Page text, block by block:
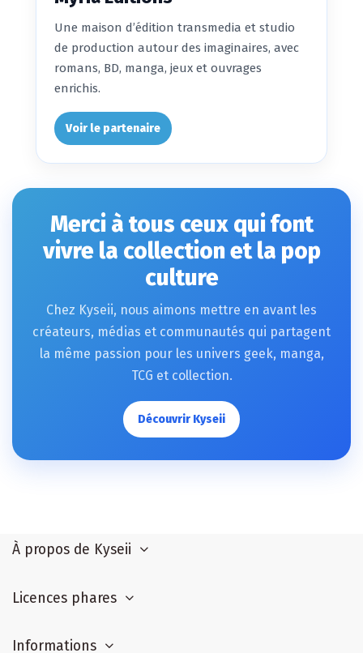
Une maison d’édition transmedia et studio
de production autour des imaginaires, avec
romans, BD, manga, jeux et ouvrages
enrichis.
Voir le partenaire
Merci à tous ceux qui font
vivre la collection et la pop
culture
Chez Kyseii, nous aimons mettre en avant les
créateurs, médias et communautés qui partagent
la même passion pour les univers geek, manga,
TCG et collection.
Découvrir Kyseii
À propos de Kyseii
Licences phares
Informations